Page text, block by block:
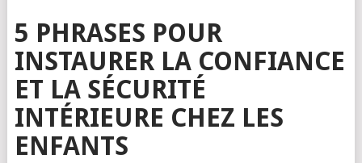
5 PHRASES POUR
INSTAURER LA CONFIANCE
ET LA SÉCURITÉ
INTÉRIEURE CHEZ LES
ENFANTS